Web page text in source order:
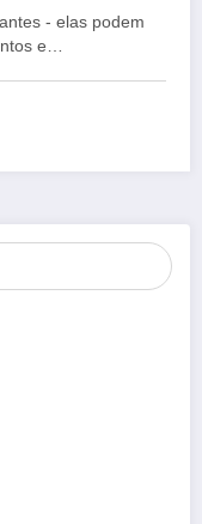
- elas podem
e…